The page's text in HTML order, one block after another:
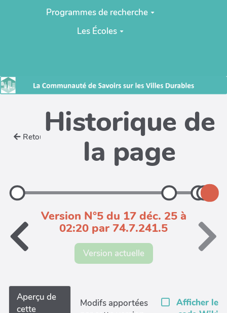
Programmes de recherche
Les Écoles
Retour Historique de
la page
Version N°5 du 17 déc. 25 à
02:20 par 74.7.241.5
Version actuelle
Aperçu de
cette
Modifs apportées
Afficher le